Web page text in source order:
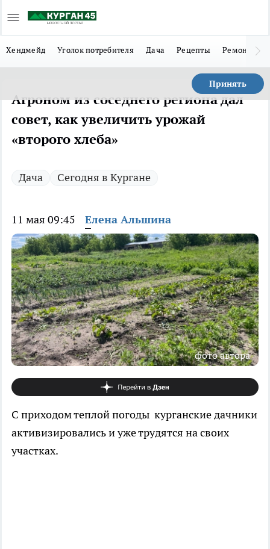
Хендмейд Уголок потребителя Дача Рецепты Ремонт
Принять
Агроном из соседнего региона дал
совет, как увеличить урожай
«второго хлеба»
Дача Сегодня в Кургане
11 мая 09:45 Елена Альшина
фото автора
С приходом теплой погоды курганские дачники
активизировались и уже трудятся на своих
участках.